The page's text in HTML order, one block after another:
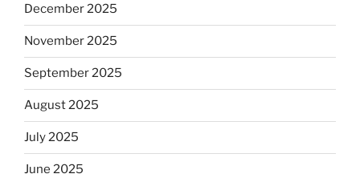
December 2025
November 2025
September 2025
August 2025
July 2025
June 2025